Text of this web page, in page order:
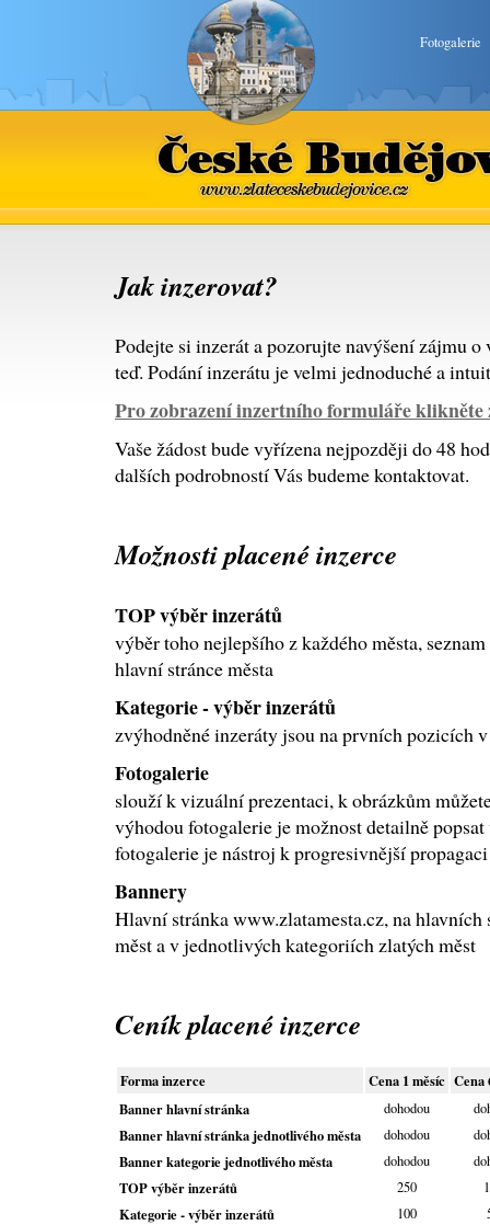
Fotogalerie
České Budějovice
www.zlateceskebudejovice.cz
Jak inzerovat?
Podejte si inzerát a pozorujte navýšení zájmu
teď. Podání inzerátu je velmi jednoduché a
Pro zobrazení inzertního formuláře klikněte
Vaše žádost bude vyřízena nejpozději do 48
dalších podrobností Vás budeme kontaktovat.
Možnosti placené inzerce
TOP výběr inzerátů
výběr toho nejlepšího z každého města,
hlavní stránce města
Kategorie - výběr inzerátů
zvýhodněné inzeráty jsou na prvních pozicích
Fotogalerie
slouží k vizuální prezentaci, k obrázkům
výhodou fotogalerie je možnost detailně
fotogalerie je nástroj k progresivnější
Bannery
Hlavní stránka www.zlatamesta.cz, na
měst a v jednotlivých kategoriích zlatých měst
Ceník placené inzerce
Forma inzerce Cena 1 měsíc Cena
Banner hlavní stránka
dohodou
Banner hlavní stránka jednotlivého města dohodou
Banner kategorie jednotlivého města dohodou
TOP výběr inzerátů 250
Kategorie - výběr inzerátů 100